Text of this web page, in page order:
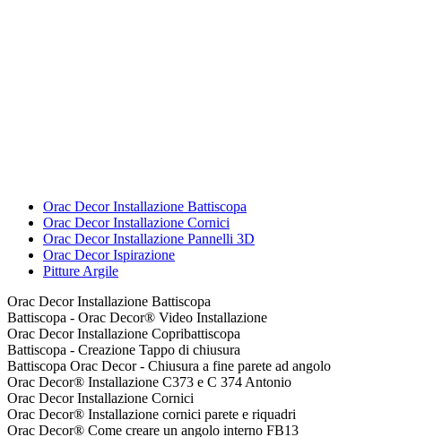
Orac Decor Installazione Battiscopa
Orac Decor Installazione Cornici
Orac Decor Installazione Pannelli 3D
Orac Decor Ispirazione
Pitture Argile
Orac Decor Installazione Battiscopa
Battiscopa - Orac Decor® Video Installazione
Orac Decor Installazione Copribattiscopa
Battiscopa - Creazione Tappo di chiusura
Battiscopa Orac Decor - Chiusura a fine parete ad angolo
Orac Decor® Installazione C373 e C 374 Antonio
Orac Decor Installazione Cornici
Orac Decor® Installazione cornici parete e riquadri
Orac Decor® Come creare un angolo interno FB13